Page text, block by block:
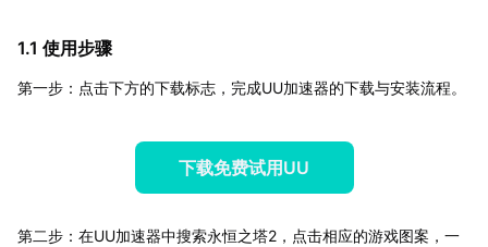
1.1 使用步骤
第一步：点击下方的下载标志，完成UU加速器的下载与安装流程。
下载免费试用UU
第二步：在UU加速器中搜索永恒之塔2，点击相应的游戏图案，一